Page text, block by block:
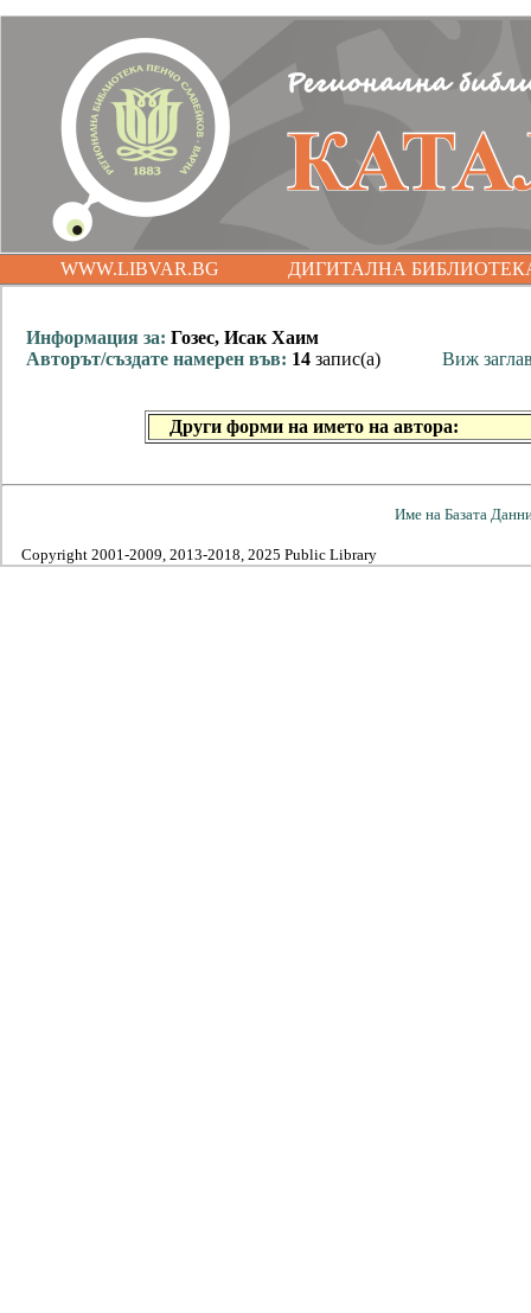
WWW.LIBVAR.BG ДИГИТАЛНА
Информация за: Гозес, Исак Хаим
Авторът/създате намерен във: 14 запис(а) Виж
Други форми на името на автора:
Име на Базата
Copyright 2001-2009, 2013-2018, 2025 Public Library